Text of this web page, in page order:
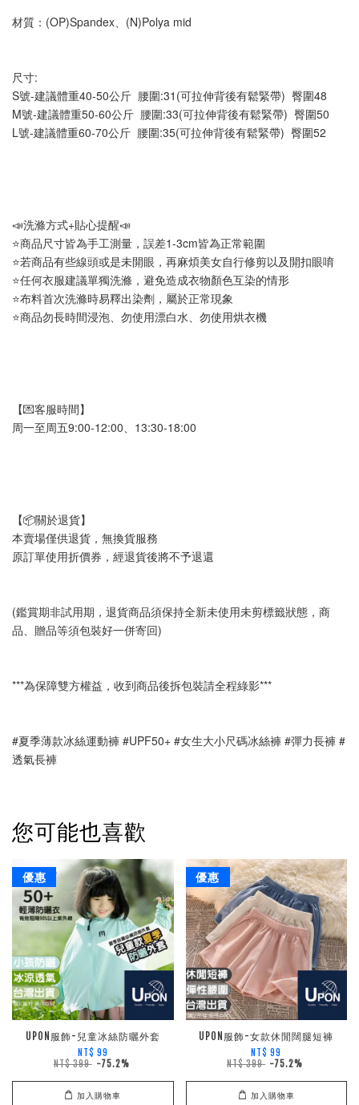
材質：(OP)Spandex、(N)Polya mid
尺寸:
S號-建議體重40-50公斤  腰圍:31(可拉伸背後有鬆緊帶)  臀圍48
M號-建議體重50-60公斤  腰圍:33(可拉伸背後有鬆緊帶)  臀圍50
L號-建議體重60-70公斤  腰圍:35(可拉伸背後有鬆緊帶)  臀圍52
📣洗滌方式+貼心提醒📣
⭐商品尺寸皆為手工測量，誤差1-3cm皆為正常範圍
⭐若商品有些線頭或是未開眼，再麻煩美女自行修剪以及開扣眼唷
⭐任何衣服建議單獨洗滌，避免造成衣物顏色互染的情形
⭐布料首次洗滌時易釋出染劑，屬於正常現象
⭐商品勿長時間浸泡、勿使用漂白水、勿使用烘衣機
【💌客服時間】
周一至周五9:00-12:00、13:30-18:00
【📦關於退貨】
本賣場僅供退貨，無換貨服務
原訂單使用折價券，經退貨後將不予退還
(鑑賞期非試用期，退貨商品須保持全新未使用未剪標籤狀態，商
品、贈品等須包裝好一併寄回)
***為保障雙方權益，收到商品後拆包裝請全程綠影***
#夏季薄款冰絲運動褲 #UPF50+ #女生大小尺碼冰絲褲 #彈力長褲 #
透氣長褲
您可能也喜歡
優惠
UPON服飾-兒童冰絲防曬外套
NT$ 99
NT$ 399 -75.2%
加入購物車
優惠
UPON服飾-女款休閒闊腿短褲
NT$ 99
NT$ 399 -75.2%
加入購物車